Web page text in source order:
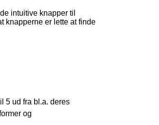
intuitive knapper til
knapperne er lette at finde
5 ud fra bl.a. deres
og